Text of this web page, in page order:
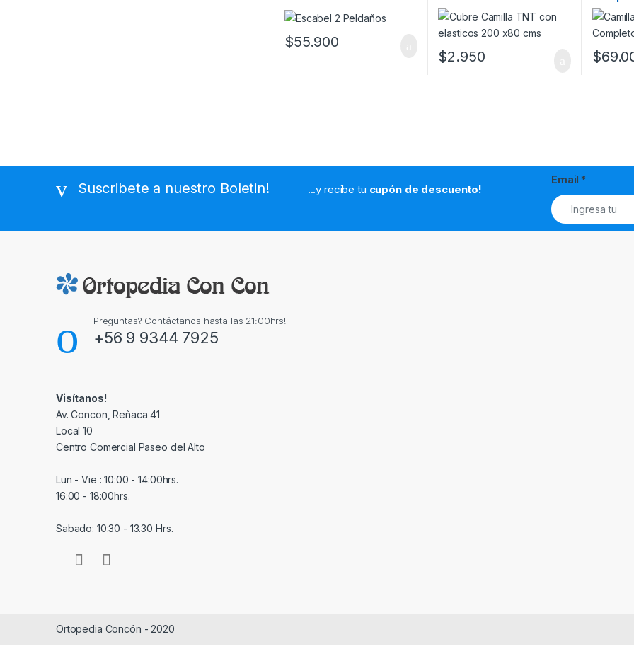
$55.900
$2.950 $
Suscribete a nuestro Boletin! ...y recibe tu cupón de descuento!
Email *
Preguntas? Contáctanos hasta las 21:00hrs!
+56 9 9344 7925
Visítanos!
Av. Concon, Reñaca 41
Local 10
Centro Comercial Paseo del Alto
Lun - Vie : 10:00 - 14:00hrs.
16:00 - 18:00hrs.
Sabado: 10:30 - 13.30 Hrs.
Ortopedia Concón - 2020